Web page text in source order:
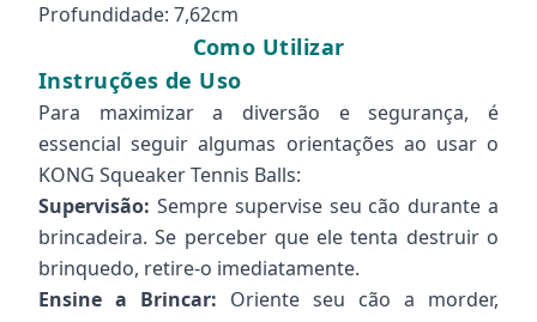
Profundidade: 7,62cm
Como Utilizar
Instruções de Uso
Para maximizar a diversão e segurança, é
essencial seguir algumas orientações ao usar o
KONG Squeaker Tennis Balls:
Supervisão: Sempre supervise seu cão durante a
brincadeira. Se perceber que ele tenta destruir o
brinquedo, retire-o imediatamente.
Ensine a Brincar: Oriente seu cão a morder,